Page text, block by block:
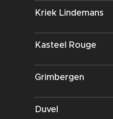
Kriek Lindemans
Kasteel Rouge
Grimbergen
Duvel